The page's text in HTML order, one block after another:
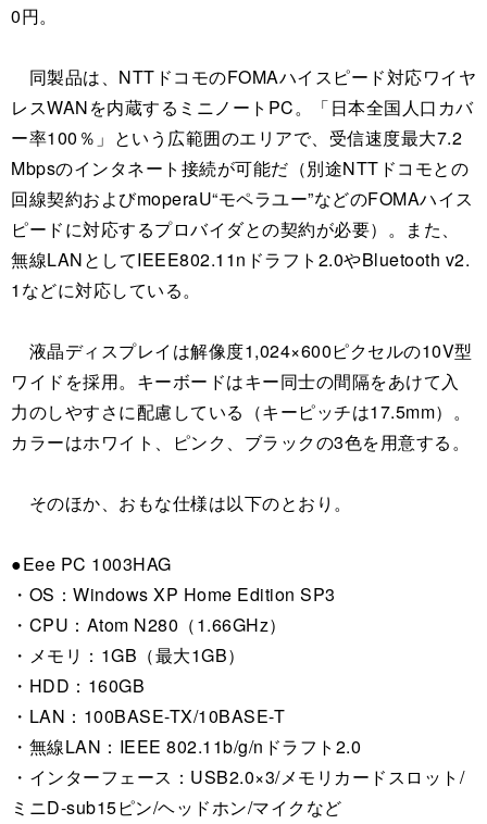
0円。
同製品は、NTTドコモのFOMAハイスピード対応ワイヤ
レスWANを内蔵するミニノートPC。「日本全国人口カバ
ー率100％」という広範囲のエリアで、受信速度最大7.2
Mbpsのインタネート接続が可能だ（別途NTTドコモとの
回線契約およびmoperaU“モペラユー”などのFOMAハイス
ピードに対応するプロバイダとの契約が必要）。また、
無線LANとしてIEEE802.11nドラフト2.0やBluetooth v2.
1などに対応している。
液晶ディスプレイは解像度1,024×600ピクセルの10V型
ワイドを採用。キーボードはキー同士の間隔をあけて入
力のしやすさに配慮している（キーピッチは17.5mm）。
カラーはホワイト、ピンク、ブラックの3色を用意する。
そのほか、おもな仕様は以下のとおり。
●Eee PC 1003HAG
・OS：Windows XP Home Edition SP3
・CPU：Atom N280（1.66GHz）
・メモリ：1GB（最大1GB）
・HDD：160GB
・LAN：100BASE-TX/10BASE-T
・無線LAN：IEEE 802.11b/g/nドラフト2.0
・インターフェース：USB2.0×3/メモリカードスロット/
ミニD-sub15ピン/ヘッドホン/マイクなど